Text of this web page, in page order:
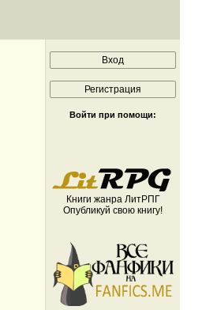
Войти при помощи:
Книги жанра ЛитРПГ
Опубликуй свою книгу!